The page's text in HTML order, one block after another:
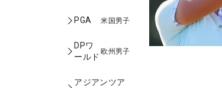
PGA 米国男子
DPワ
ールド
欧州男子
アジアンツア